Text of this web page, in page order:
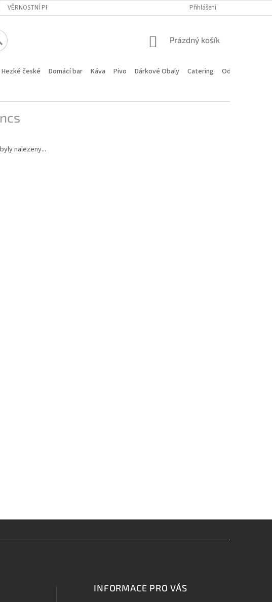
VĚRNOSTNÍ PROGRAM HODNOCENÍ OBCHODU
Přihlášení
NÁKUPNÍ
Prázdný košík
Hezké české Domácí bar Káva Pivo Dárkové Obaly Catering
Odstoupení od
nalezeny...
INFORMACE PRO VÁS